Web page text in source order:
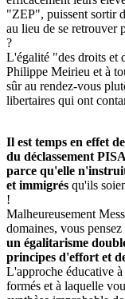
"ZEP", puissent sortir
au lieu de se retrouver
?
L'égalité "des droits et
Philippe Meirieu et à
sûr au rendez-vous
libertaires qui ont
Il est temps en effet
du déclassement
parce qu'elle
et immigrés qu'ils
!
Malheureusement
domaines, vous pensez
un égalitarisme
principes d'effort et
L'approche éducative
formés et à laquelle